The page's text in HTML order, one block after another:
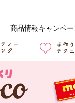
商品情報キャンペー